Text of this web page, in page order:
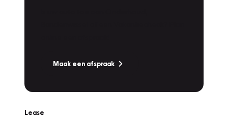
Maak een afspraak
Lease